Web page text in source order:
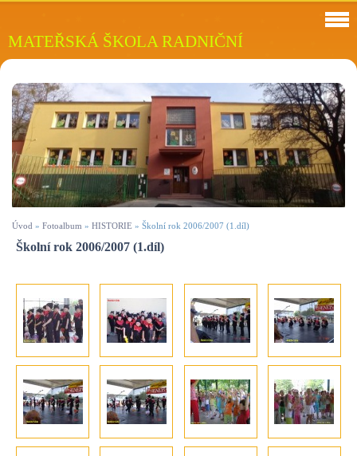
MATEŘSKÁ ŠKOLA RADNIČNÍ
Úvod » Fotoalbum » HISTORIE » Školní rok 2006/2007 (1.díl)
Školní rok 2006/2007 (1.díl)